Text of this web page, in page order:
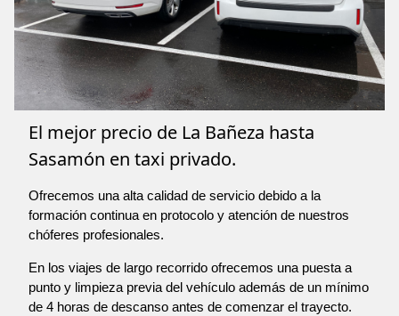
El mejor precio de La Bañeza hasta
Sasamón en taxi privado.
Ofrecemos una alta calidad de servicio debido a la
formación continua en protocolo y atención de nuestros
chóferes profesionales.
En los viajes de largo recorrido ofrecemos una puesta a
punto y limpieza previa del vehículo además de un mínimo
de 4 horas de descanso antes de comenzar el trayecto.